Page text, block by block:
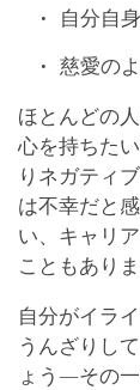
自分自
慈愛の
ほとんどの
心を持ちた
りネガティ
は不幸だと
い、キャリ
こともありま
自分がイラ
うんざりし
ょう―その